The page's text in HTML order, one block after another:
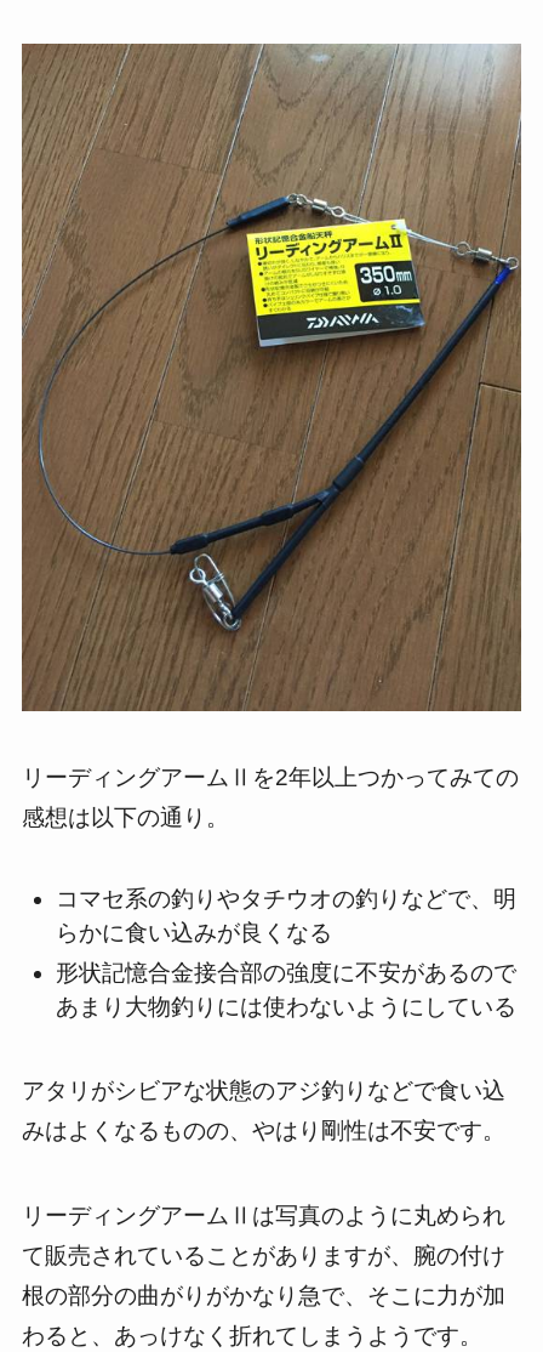
リーディングアームⅡを2年以上つかってみての
感想は以下の通り。
コマセ系の釣りやタチウオの釣りなどで、明
らかに食い込みが良くなる
形状記憶合金接合部の強度に不安があるので
あまり大物釣りには使わないようにしている
アタリがシビアな状態のアジ釣りなどで食い込
みはよくなるものの、やはり剛性は不安です。
リーディングアームⅡは写真のように丸められ
て販売されていることがありますが、腕の付け
根の部分の曲がりがかなり急で、そこに力が加
わると、あっけなく折れてしまうようです。